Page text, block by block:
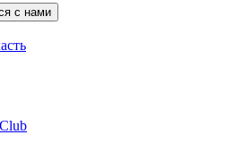
с нами